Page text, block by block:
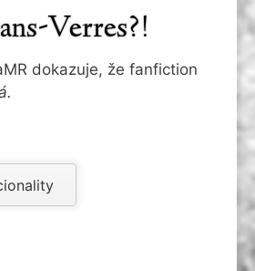
Verres?!
dokazuje, že fanfiction